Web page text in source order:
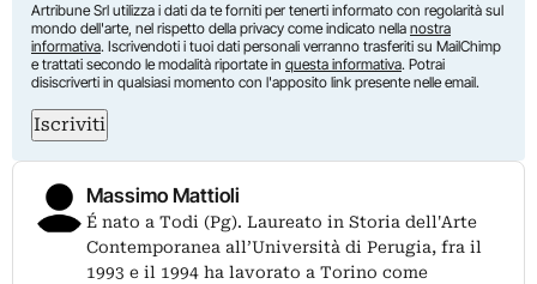
Artribune Srl utilizza i dati da te forniti per tenerti informato con regolarità sul
mondo dell'arte, nel rispetto della privacy come indicato nella nostra
informativa. Iscrivendoti i tuoi dati personali verranno trasferiti su MailChimp
e trattati secondo le modalità riportate in questa informativa. Potrai
disiscriverti in qualsiasi momento con l'apposito link presente nelle email.
Iscriviti
Massimo Mattioli
É nato a Todi (Pg). Laureato in Storia dell'Arte
Contemporanea all’Università di Perugia, fra il
1993 e il 1994 ha lavorato a Torino come